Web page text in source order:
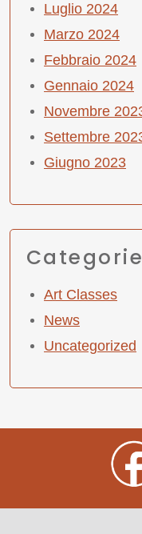
Luglio 2024
Marzo 2024
Febbraio 2024
Gennaio 2024
Novembre
Settembre
Giugno 2023
Art Classes
News
Uncategorized